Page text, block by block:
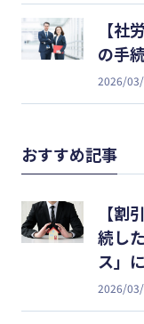
【社
の手
2026/
おすすめ記事
【割
続し
ス」
2026/